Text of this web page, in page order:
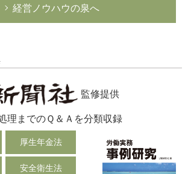
経営ノウハウの泉へ
監修提供
理までのＱ＆Ａを分類収録
厚生年金法
安全衛生法